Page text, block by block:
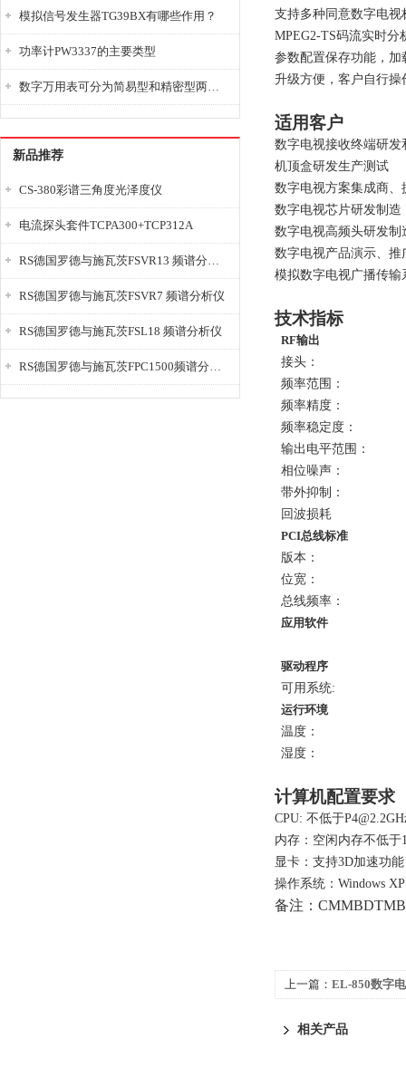
模拟信号发生器TG39BX有哪些作用？
功率计PW3337的主要类型
数字万用表可分为简易型和精密型两大类
新品推荐
CS-380彩谱三角度光泽度仪
电流探头套件TCPA300+TCP312A
RS德国罗德与施瓦茨FSVR13 频谱分析仪
RS德国罗德与施瓦茨FSVR7 频谱分析仪
RS德国罗德与施瓦茨FSL18 频谱分析仪
RS德国罗德与施瓦茨FPC1500频谱分析仪
支持多种同意数字电视
MPEG2-TS码流实时
参数配置保存功能，
升级方便，客户自行
适用客户
数字电视接收终端研发
机顶盒研发生产测试
数字电视方案集成商、
数字电视芯片研发制造
数字电视高频头研发制
数字电视产品演示、推
模拟数字电视广播传输
技术指标
RF输出
接头：
频率范围：
频率精度：
频率稳定度：
输出电平范围：
相位噪声：
带外抑制：
回波损耗
PCI总线标准
版本：
位宽：
总线频率：
应用软件
驱动程序
可用系统:
运行环境
温度：
湿度：
计算机配置要求
CPU: 不低于
内存：空闲内存不低于
显卡：支持3D加速功
操作系统：Windows
备注：
上一篇： EL-850数字
相关产品